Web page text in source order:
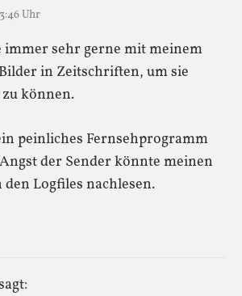
Uhr
immer sehr gerne mit meinem
in Zeitschriften, um sie
können.
peinliches Fernsehprogramm
der Sender könnte meinen
den Logfiles nachlesen.